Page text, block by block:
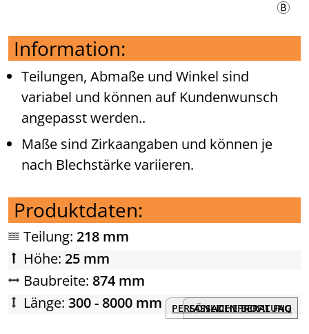
Information:
Teilungen, Abmaße und Winkel sind
variabel und können auf Kundenwunsch
angepasst werden..
Maße sind Zirkaangaben und können je
nach Blechstärke variieren.
Produktdaten:
Teilung:218 mm
Höhe:25 mm
Baubreite:874 mm
Länge:300 - 8000 mm FASSADENPROFIL FAQ
PERSÖNLICHE BERATUNG